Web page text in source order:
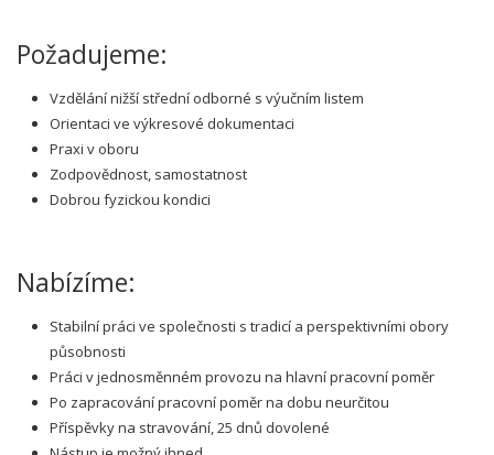
Požadujeme:
Vzdělání nižší střední odborné s výučním listem
Orientaci ve výkresové dokumentaci
Praxi v oboru
Zodpovědnost, samostatnost
Dobrou fyzickou kondici
Nabízíme:
Stabilní práci ve společnosti s tradicí a perspektivními obory
působnosti
Práci v jednosměnném provozu na hlavní pracovní poměr
Po zapracování pracovní poměr na dobu neurčitou
Příspěvky na stravování, 25 dnů dovolené